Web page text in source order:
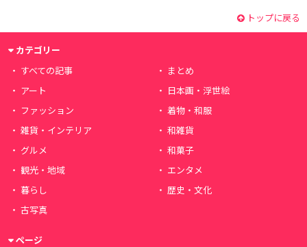
トップに戻る
カテゴリー
すべての記事
まとめ
アート
日本画・浮世絵
ファッション
着物・和服
雑貨・インテリア
和雑貨
グルメ
和菓子
観光・地域
エンタメ
暮らし
歴史・文化
古写真
ページ